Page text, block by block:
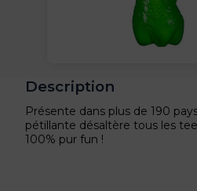
Description
Présente dans plus de 190
pétillante désaltère tous les
100% pur fun !